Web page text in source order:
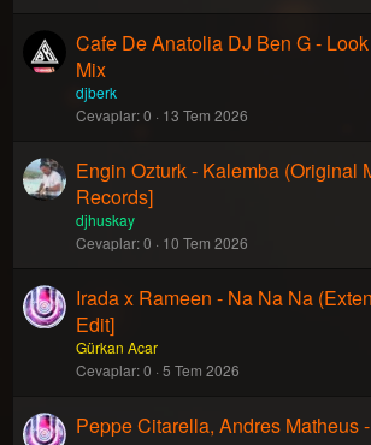
Cafe De Anatolia DJ Ben G -
Mix
djberk
Cevaplar 0 13 Tem 2026
Engin Ozturk - Kalemba (Original
Records]
djhuskay
Cevaplar 0 10 Tem 2026
Irada x Rameen - Na Na Na
Edit]
Gürkan Acar
Cevaplar 0 5 Tem 2026
Peppe Citarella, Andres Matheus